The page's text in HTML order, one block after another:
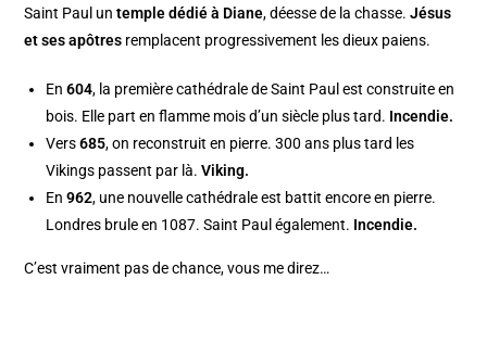
Saint Paul untemple dédié à Diane, déesse de la chasse.Jésus
et ses apôtres remplacent progressivement les dieux paiens.
En604, la première cathédrale de Saint Paul est construite en
bois. Elle part en flamme mois d’un siècle plus tard. Incendie.
Vers685, on reconstruit en pierre. 300 ans plus tard les
Vikings passent par là.Viking.
En962, une nouvelle cathédrale est battit encore en pierre.
Londres brule en 1087. Saint Paul également. Incendie.
C’est vraiment pas de chance, vous me direz…